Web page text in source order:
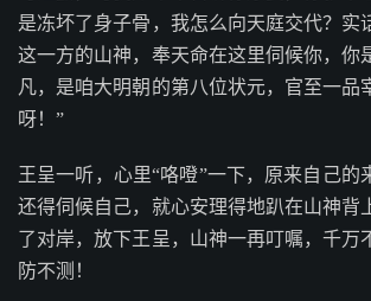
是冻坏了身子骨，我怎么向天庭交代？实
这一方的山神，奉天命在这里伺候你，你
凡，是咱大明朝的第八位状元，官至一品
呀！”
王呈一听，心里“咯噔”一下，原来自己的
还得伺候自己，就心安理得地趴在山神背
了对岸，放下王呈，山神一再叮嘱，千万
防不测！